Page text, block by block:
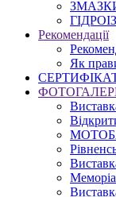
Рекомендації
Як